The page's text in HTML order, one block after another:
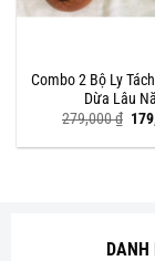
Combo 2 Bộ Ly
Dừa Lâu
279,000₫ Giá
là:
DANH